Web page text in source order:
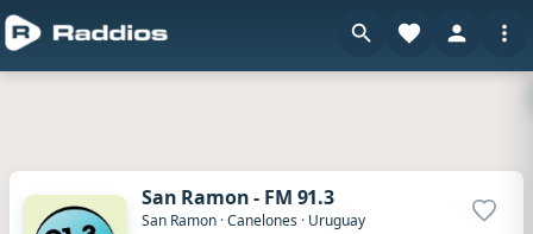
San Ramon - FM 91.3
San Ramon ·Canelones · Uruguay